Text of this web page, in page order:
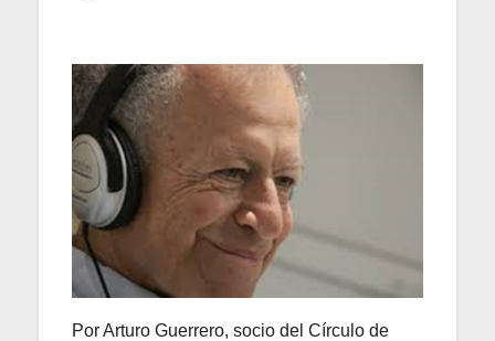
Por Arturo Guerrero, socio del Círculo de